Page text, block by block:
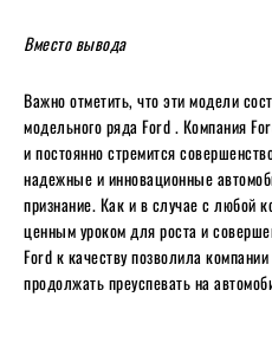
Вместо вывода
Важно отметить, что эти модели
модельного ряда Ford . Компания
и постоянно стремится
надежные и инновационные
признание. Как и в случае с любой
ценным уроком для роста и
Ford к качеству позволила
продолжать преуспевать на